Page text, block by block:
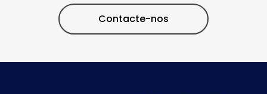
Contacte-nos